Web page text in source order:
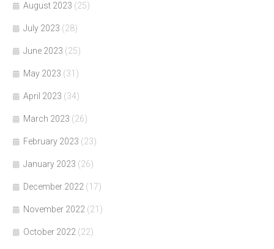
August 2023 (25)
July 2023 (28)
June 2023 (25)
May 2023 (31)
April 2023 (34)
March 2023 (26)
February 2023 (23)
January 2023 (26)
December 2022 (17)
November 2022 (21)
October 2022 (22)